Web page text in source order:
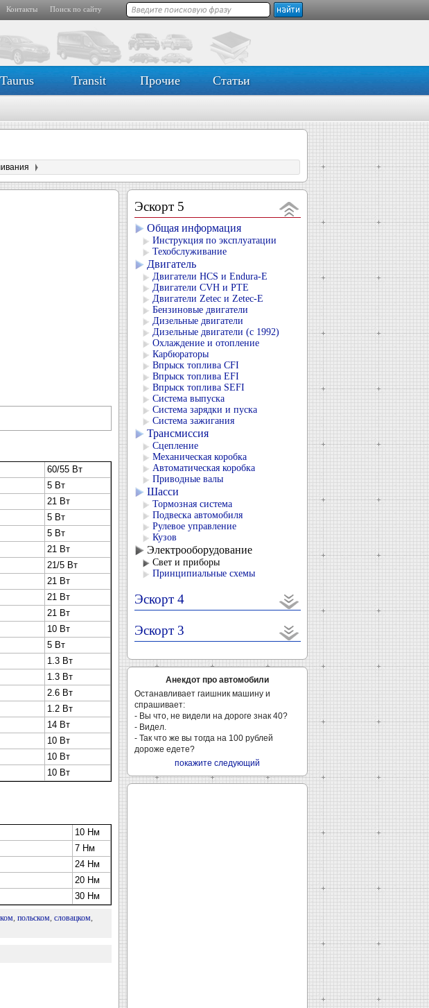
Контакты Поиск по сайту
Taurus Transit Прочие Статьи
60/55 Вт
5 Вт
21 Вт
5 Вт
5 Вт
21 Вт
21/5 Вт
21 Вт
21 Вт
21 Вт
10 Вт
5 Вт
1.3 Вт
1.3 Вт
2.6 Вт
1.2 Вт
14 Вт
10 Вт
10 Вт
10 Вт
10 Нм
7 Нм
24 Нм
20 Нм
30 Нм
, польском, словацком,
Эскорт 5
Общая информация
Инструкция по эксплуатации
Техобслуживание
Двигатель
Двигатели HCS и Endura-E
Двигатели CVH и РТЕ
Двигатели Zetec и Zetec-E
Бензиновые двигатели
Дизельные двигатели
Дизельные двигатели (с 1992)
Охлаждение и отопление
Карбюраторы
Впрыск топлива CFI
Впрыск топлива EFI
Впрыск топлива SEFI
Система выпуска
Система зарядки и пуска
Система зажигания
Трансмиссия
Сцепление
Механическая коробка
Автоматическая коробка
Приводные валы
Шасси
Тормозная система
Подвеска автомобиля
Рулевое управление
Кузов
Электрооборудование
Свет и приборы
Принципиальные схемы
Эскорт 4
Эскорт 3
Анекдот про автомобили
Останавливает гаишник машину и
спрашивает:
- Вы что, не видели на дороге знак 40?
- Видел.
- Так что же вы тогда на 100 рублей
дороже едете?
покажите следующий